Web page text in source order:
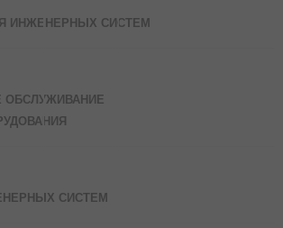
ИНЖЕНЕРНЫХ СИСТЕМ
ОБСЛУЖИВАНИЕ
СИСТЕМ